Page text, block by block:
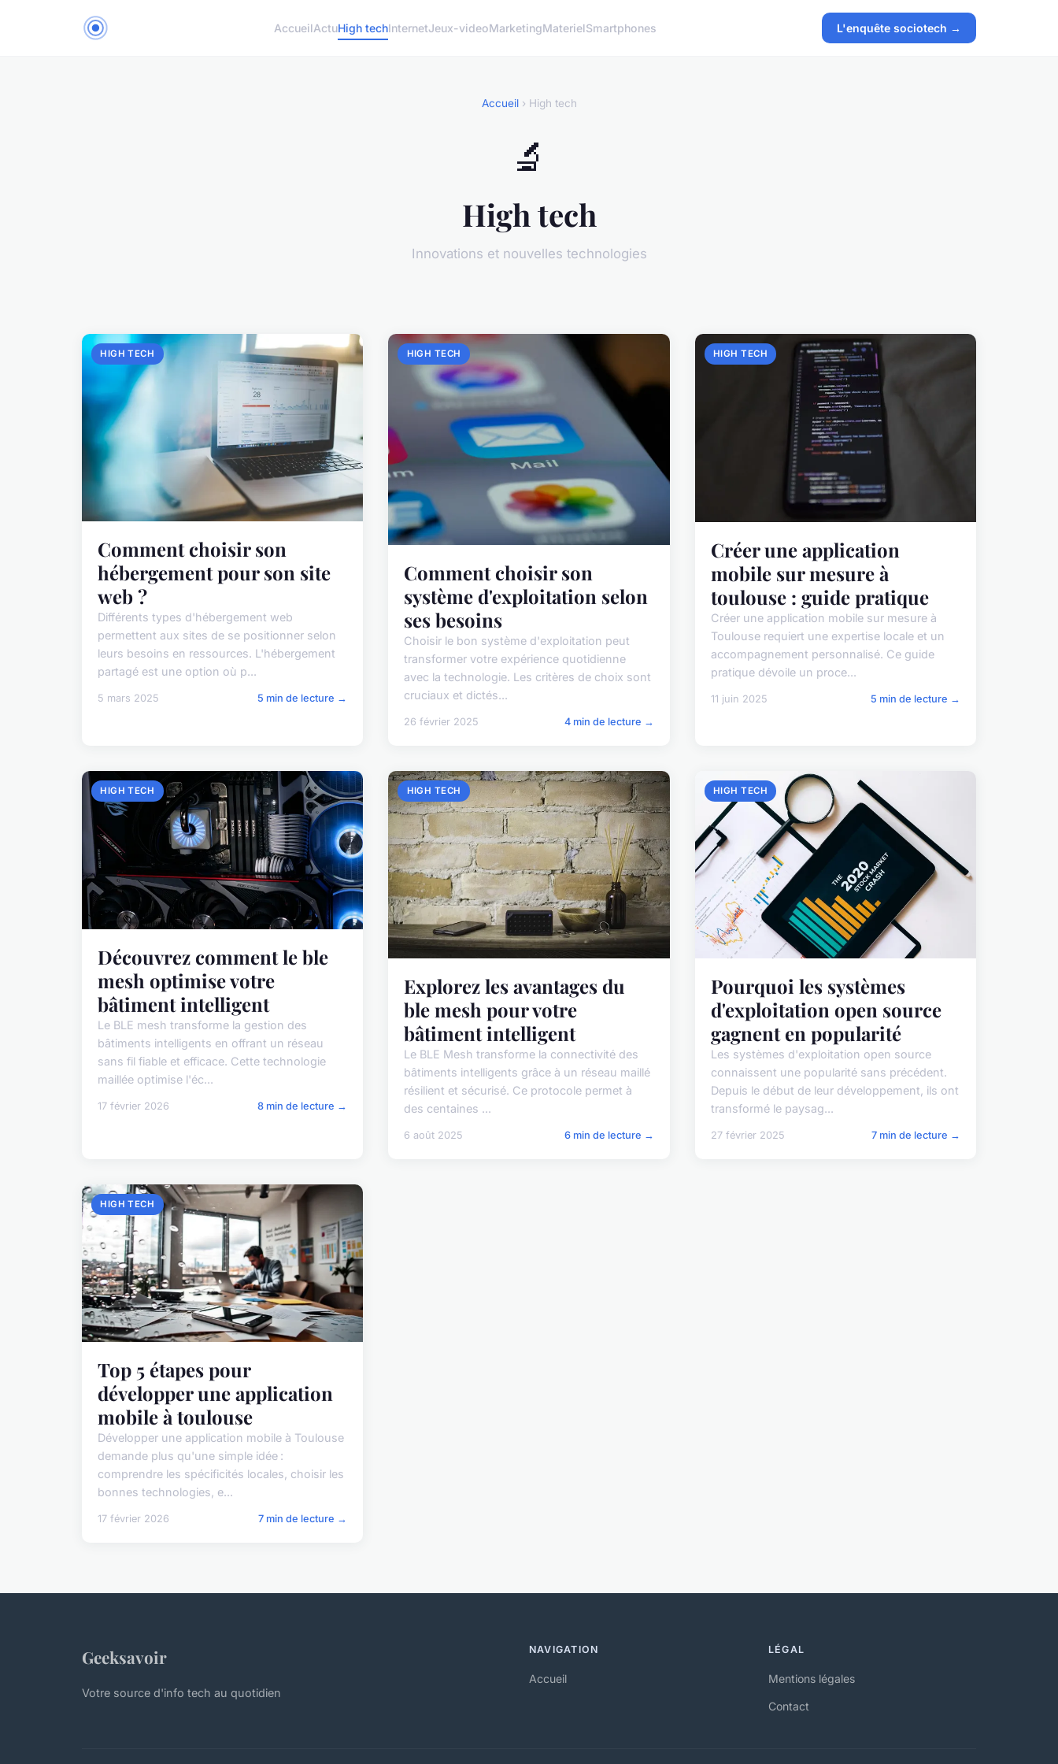
AccueilActuHigh techInternetJeux-videoMarketingMaterielSmartphones L'enquête sociotech →
Accueil› High tech
🔬
High tech
Innovations et nouvelles technologies
HIGH TECH
Comment choisir son
hébergement pour son site
web ?
Différents types d'hébergement web
permettent aux sites de se positionner selon
leurs besoins en ressources. L'hébergement
partagé est une option où p...
5 mars 2025 5 min de lecture →
HIGH TECH
Comment choisir son
système d'exploitation selon
ses besoins
Choisir le bon système d'exploitation peut
transformer votre expérience quotidienne
avec la technologie. Les critères de choix sont
cruciaux et dictés...
26 février 2025 4 min de lecture →
HIGH TECH
Créer une application
mobile sur mesure à
toulouse : guide pratique
Créer une application mobile sur mesure à
Toulouse requiert une expertise locale et un
accompagnement personnalisé. Ce guide
pratique dévoile un proce...
11 juin 2025 5 min de lecture →
HIGH TECH
Découvrez comment le ble
mesh optimise votre
bâtiment intelligent
Le BLE mesh transforme la gestion des
bâtiments intelligents en offrant un réseau
sans fil fiable et efficace. Cette technologie
maillée optimise l'éc...
17 février 2026 8 min de lecture →
HIGH TECH
Explorez les avantages du
ble mesh pour votre
bâtiment intelligent
Le BLE Mesh transforme la connectivité des
bâtiments intelligents grâce à un réseau maillé
résilient et sécurisé. Ce protocole permet à
des centaines ...
6 août 2025 6 min de lecture →
HIGH TECH
Pourquoi les systèmes
d'exploitation open source
gagnent en popularité
Les systèmes d'exploitation open source
connaissent une popularité sans précédent.
Depuis le début de leur développement, ils ont
transformé le paysag...
27 février 2025 7 min de lecture →
HIGH TECH
Top 5 étapes pour
développer une application
mobile à toulouse
Développer une application mobile à Toulouse
demande plus qu'une simple idée :
comprendre les spécificités locales, choisir les
bonnes technologies, e...
17 février 2026 7 min de lecture →
Geeksavoir
Votre source d'info tech au quotidien
NAVIGATION
Accueil
LÉGAL
Mentions légales
Contact